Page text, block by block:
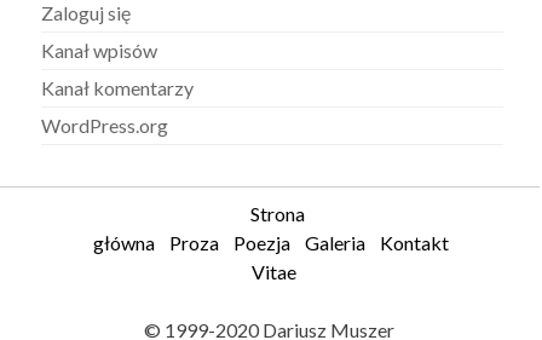
Zaloguj się
Kanał wpisów
Kanał komentarzy
WordPress.org
Strona
główna
Proza Poezja Galeria
Kontakt
Vitae
© 1999-2020 Dariusz Muszer